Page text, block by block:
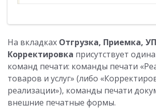
На вкладках Отгрузка, Приемка,
Корректировка присутствует
команд печати: команды печати
товаров и услуг» (либо
реализации»), команды печати
внешние печатные формы.